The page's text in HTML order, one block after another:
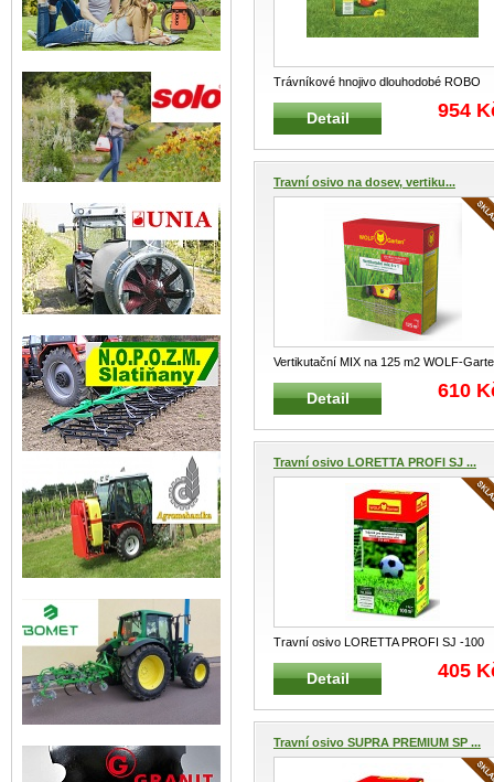
Trávníkové hnojivo dlouhodobé ROBO
RO- S 300 WOLF-Garten 7,5 kg na 300
m²... Detail 954
Travní osivo na dosev, vertiku...
Vertikutační MIX na 125 m2 WOLF-
Speciální směs travního semene ...
Detail 610
Travní osivo LORETTA PROFI SJ ...
Travní osivo LORETTA PROFI SJ -100
WOLF-Garten 2 kg na 100 m²...
Detail 405
Travní osivo SUPRA PREMIUM SP ...